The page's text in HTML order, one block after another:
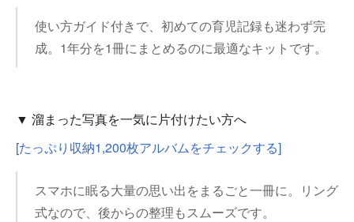
使い方ガイド付きで、初めての育児記録も迷わず完
成。1年分を1冊にまとめるのに最適なキットです。
▼ 溜まった写真を一気に片付けたい方へ
[たっぷり収納1,200枚アルバムをチェックする]
スマホに眠る大量の思い出をまるごと一冊に。リング
式なので、後からの整理もスムーズです。